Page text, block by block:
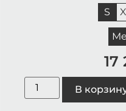
S
17
В